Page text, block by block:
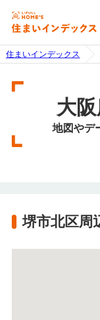
住まいインデックス
大
地図やデ
堺市北区周